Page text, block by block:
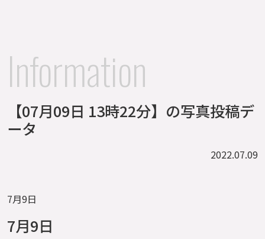
Information
【07月09日 13時22分】の写真投稿デ
ータ
2022.07.09
7月9日
7月9日